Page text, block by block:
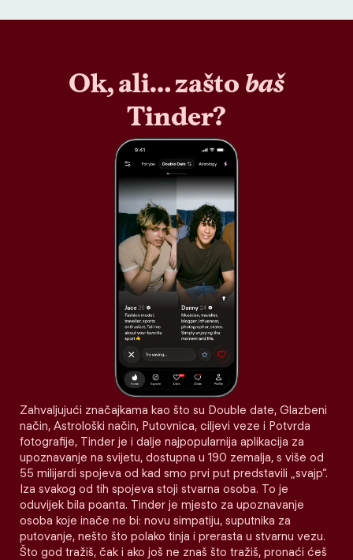
Ok, ali… zašto baš
Tinder?
Zahvaljujući značajkama kao što su Double date, Glazbeni
način, Astrološki način, Putovnica, ciljevi veze i Potvrda
fotografije, Tinder je i dalje najpopularnija aplikacija za
upoznavanje na svijetu, dostupna u 190 zemalja, s više od
55 milijardi spojeva od kad smo prvi put predstavili „svajp“.
Iza svakog od tih spojeva stoji stvarna osoba. To je
oduvijek bila poanta. Tinder je mjesto za upoznavanje
osoba koje inače ne bi: novu simpatiju, suputnika za
putovanje, nešto što polako tinja i prerasta u stvarnu vezu.
Što god tražiš, čak i ako još ne znaš što tražiš, pronaći ćeš